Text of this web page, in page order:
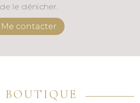
de le dénicher.
Me contacter